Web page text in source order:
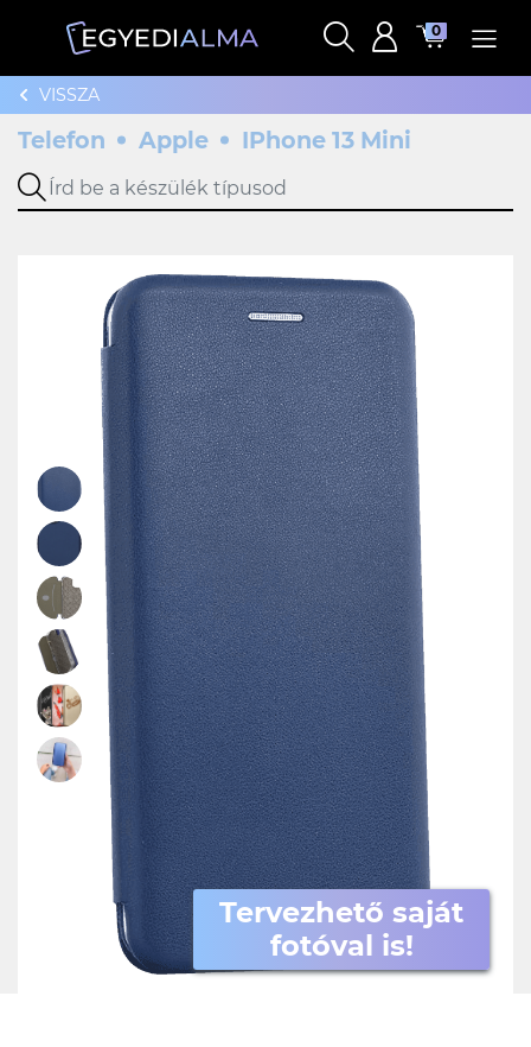
0
VISSZA
Telefon Apple IPhone 13 Mini
Tervezhető saját
fotóval is!